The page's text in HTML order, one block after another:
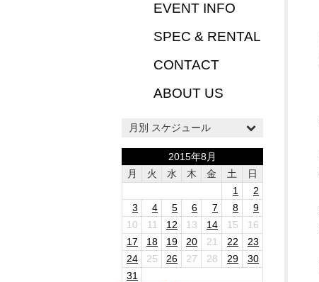
EVENT INFO
SPEC & RENTAL
CONTACT
ABOUT US
月別 スケジュール
2015年8月
月
火 水 木 金 土
日
1
2
3
4 5 6 7 8
9
10
11 12 13 14 15
16
17
18 19 20 21 22
23
24
25 26 27 28 29
30
31